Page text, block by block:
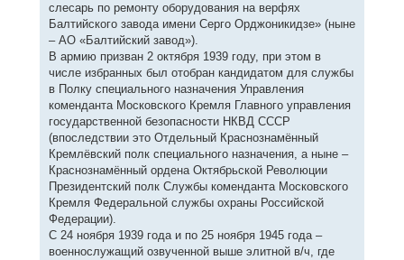
слесарь по ремонту оборудования на верфях
Балтийского завода имени Серго Орджоникидзе» (ныне
– АО «Балтийский завод»).
В армию призван 2 октября 1939 году, при этом в
числе избранных был отобран кандидатом для службы
в Полку специального назначения Управления
коменданта Московского Кремля Главного управления
государственной безопасности НКВД СССР
(впоследствии это Отдельный Краснознамённый
Кремлёвский полк специального назначения, а ныне –
Краснознамённый ордена Октябрьской Революции
Президентский полк Службы коменданта Московского
Кремля Федеральной службы охраны Российской
Федерации).
С 24 ноября 1939 года и по 25 ноября 1945 года –
военнослужащий озвученной выше элитной в/ч, где